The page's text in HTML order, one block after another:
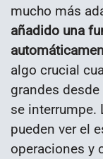
mucho más
añadido una
algo crucial
grandes
se interrumpe.
pueden ver el
operaciones y